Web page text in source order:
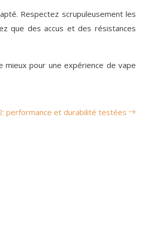
Respectez scrupuleusement les
que des accus et des résistances
pour une expérience de vape
performance et durabilité testées